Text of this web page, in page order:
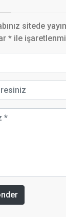
sitede
* ile